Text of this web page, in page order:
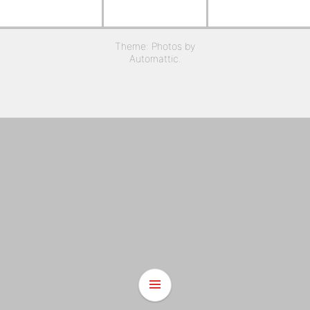
Theme: Photos by
Automattic